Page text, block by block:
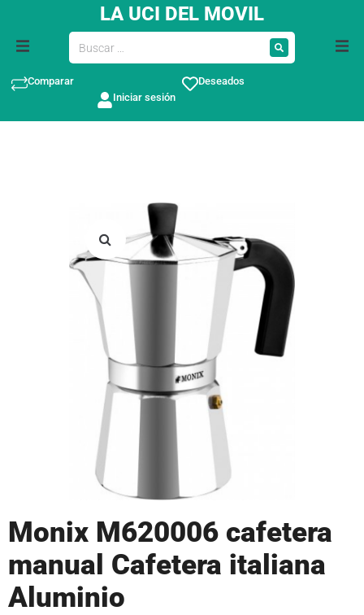
LA UCI DEL MOVIL
Comparar
Deseados
Iniciar sesión
Monix M620006 cafetera
manual Cafetera italiana
Aluminio